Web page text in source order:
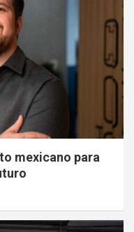
mexicano para